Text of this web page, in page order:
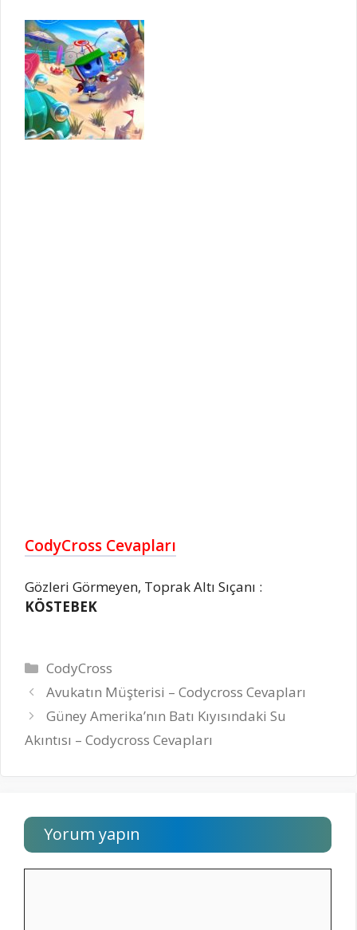
CodyCross Cevapları
Gözleri Görmeyen, Toprak Altı Sıçanı :
KÖSTEBEK
Kategoriler
CodyCross
Avukatın Müşterisi – Codycross Cevapları
Güney Amerika’nın Batı Kıyısındaki Su
Akıntısı – Codycross Cevapları
Yorum yapın